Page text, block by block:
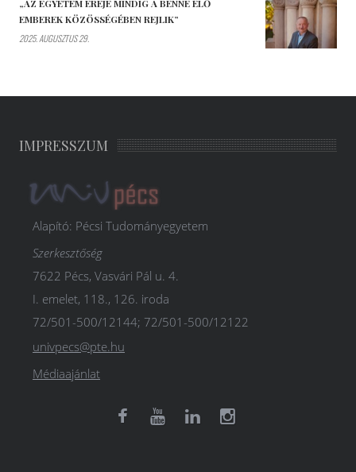
„AZ EGYETEM EREJE MINDIG A BENNE ÉLŐ
EMBEREK KÖZÖSSÉGÉBEN REJLIK”
2025. AUGUSZTUS 29.
IMPRESSZUM
Alapító: Pécsi Tudományegyetem
Szerkesztőség
7622 Pécs, Vasvári Pál u. 4.
I. emelet, 118., 126. iroda
72/501-500/12144; 72/501-500/12122
univpecs@pte.hu
Médiaajánlat